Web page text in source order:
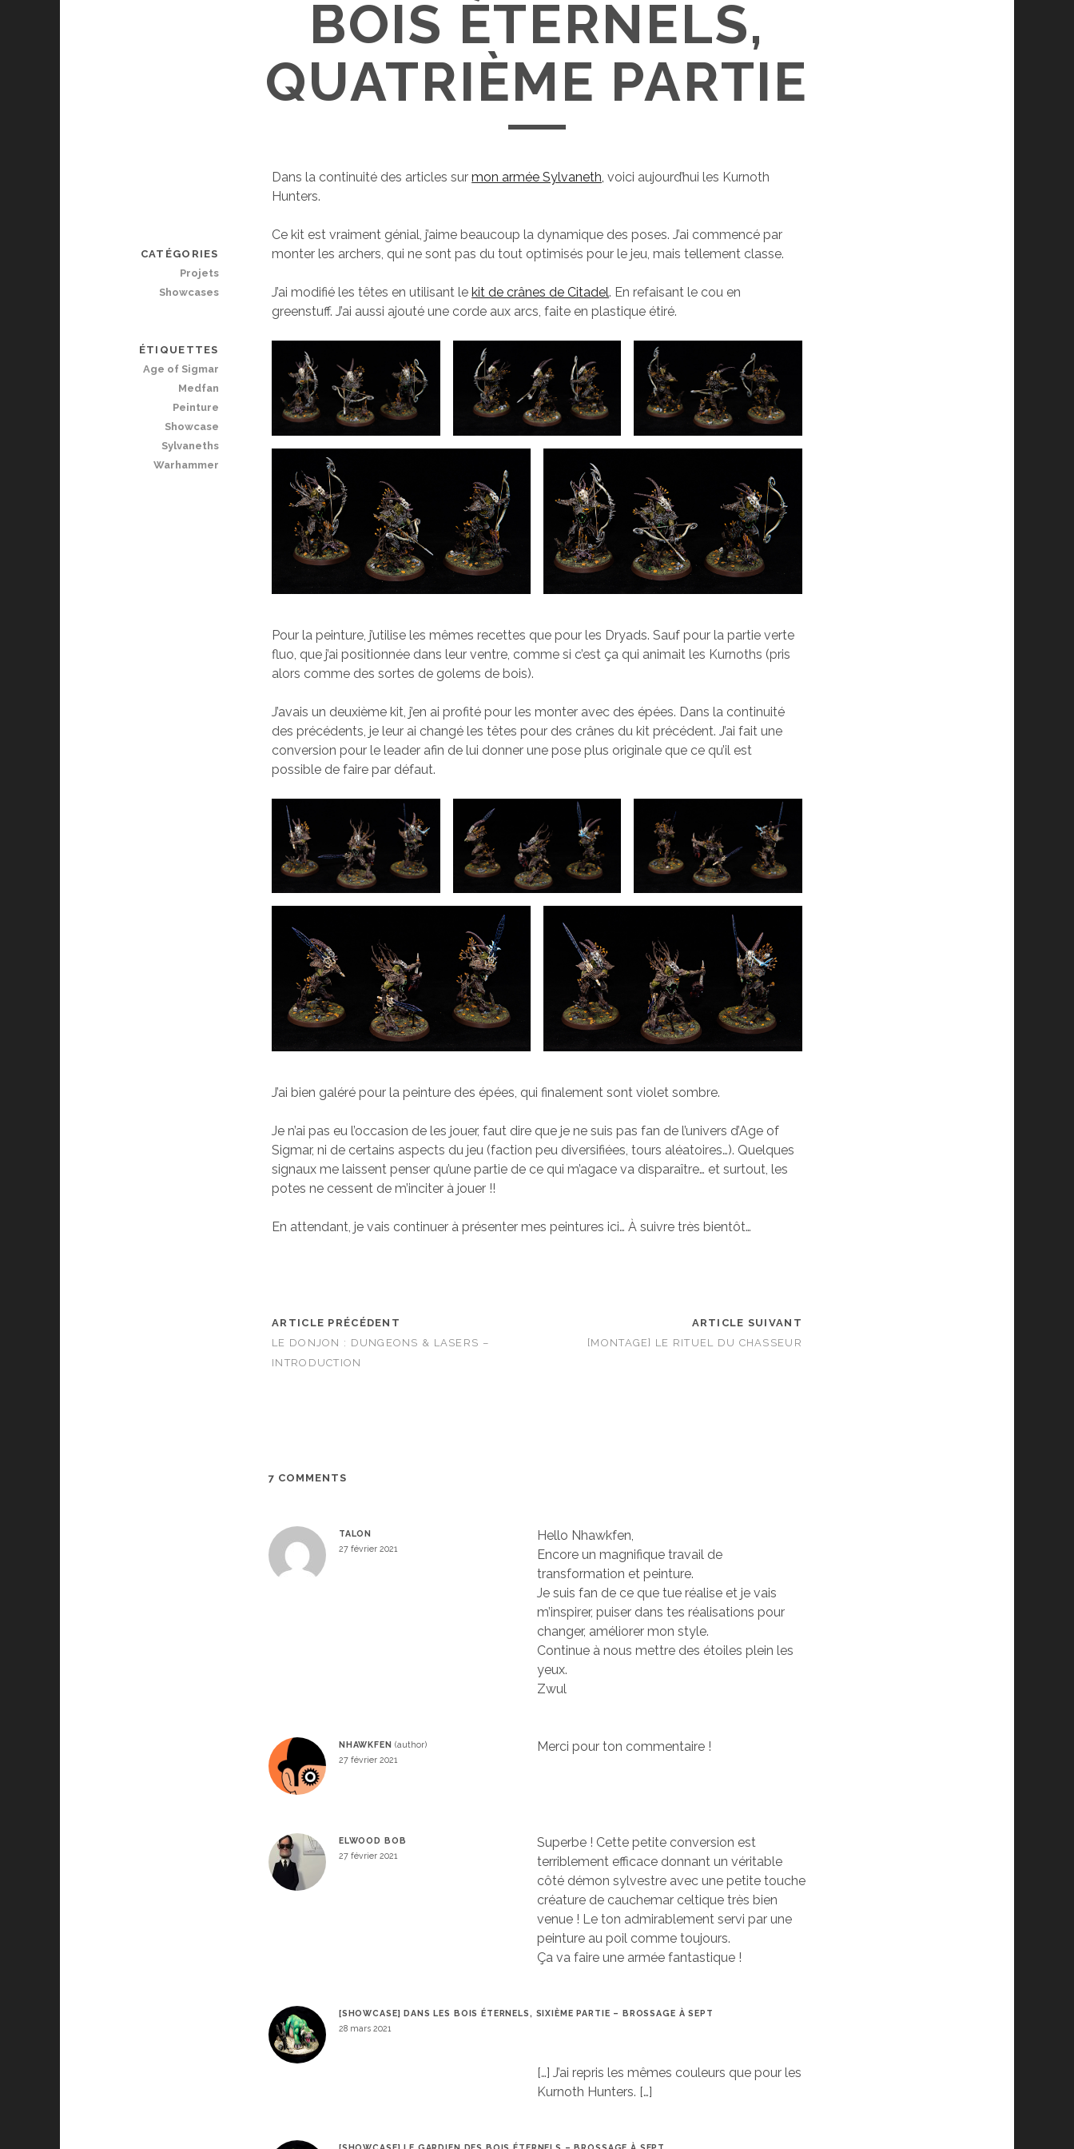
BOIS ÉTERNELS,
QUATRIÈME PARTIE
Dans la continuité des articles surmon armée Sylvaneth, voici aujourd’hui les Kurnoth
Hunters.
Ce kit est vraiment génial, j’aime beaucoup la dynamique des poses. J’ai commencé par
monter les archers, qui ne sont pas du tout optimisés pour le jeu, mais tellement classe.
J’ai modifié les têtes en utilisant le kit de crânes de Citadel. En refaisant le cou en
greenstuff. J’ai aussi ajouté une corde aux arcs, faite en plastique étiré.
Pour la peinture, j’utilise les mêmes recettes que pour les Dryads. Sauf pour la partie verte
fluo, que j’ai positionnée dans leur ventre, comme si c’est ça qui animait les Kurnoths (pris
alors comme des sortes de golems de bois).
J’avais un deuxième kit, j’en ai profité pour les monter avec des épées. Dans la continuité
des précédents, je leur ai changé les têtes pour des crânes du kit précédent. J’ai fait une
conversion pour le leader afin de lui donner une pose plus originale que ce qu’il est
possible de faire par défaut.
J’ai bien galéré pour la peinture des épées, qui finalement sont violet sombre.
Je n’ai pas eu l’occasion de les jouer, faut dire que je ne suis pas fan de l’univers d’Age of
Sigmar, ni de certains aspects du jeu (faction peu diversifiées, tours aléatoires…). Quelques
signaux me laissent penser qu’une partie de ce qui m’agace va disparaître… et surtout, les
potes ne cessent de m’inciter à jouer !!
En attendant, je vais continuer à présenter mes peintures ici… À suivre très bientôt…
ARTICLE PRÉCÉDENT
LE DONJON : DUNGEONS & LASERS –
INTRODUCTION
ARTICLE SUIVANT
[MONTAGE] LE RITUEL DU CHASSEUR
CATÉGORIES
Projets
Showcases
ÉTIQUETTES
Age of Sigmar
Medfan
Peinture
Showcase
Sylvaneths
Warhammer
7 COMMENTS
TALON
27 février 2021
Hello Nhawkfen,
Encore un magnifique travail de
transformation et peinture.
Je suis fan de ce que tue réalise et je vais
m’inspirer, puiser dans tes réalisations pour
changer, améliorer mon style.
Continue à nous mettre des étoiles plein les
yeux.
Zwul
NHAWKFEN
27 février 2021
Merci pour ton commentaire !
ELWOOD BOB
27 février 2021
Superbe ! Cette petite conversion est
terriblement efficace donnant un véritable
côté démon sylvestre avec une petite touche
créature de cauchemar celtique très bien
venue ! Le ton admirablement servi par une
peinture au poil comme toujours.
Ça va faire une armée fantastique !
[SHOWCASE] DANS LES BOIS ÉTERNELS, SIXIÈME PARTIE – BROSSAGE À SEPT
28 mars 2021
[…] J’ai repris les mêmes couleurs que pour les
Kurnoth Hunters. […]